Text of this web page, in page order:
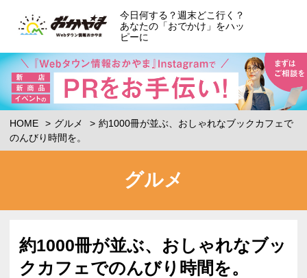
今日何する？週末どこ行く？
あなたの「おでかけ」をハッ
ピーに
HOME グルメ
約1000冊が並ぶ、おしゃれなブックカフェで
のんびり時間を。
グルメ
約1000冊が並ぶ、おしゃれなブッ
クカフェでのんびり時間を。